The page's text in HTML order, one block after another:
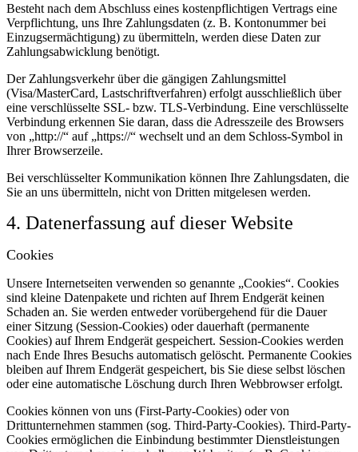
Besteht nach dem Abschluss eines kostenpflichtigen Vertrags eine
Verpflichtung, uns Ihre Zahlungsdaten (z. B. Kontonummer bei
Einzugsermächtigung) zu übermitteln, werden diese Daten zur
Zahlungsabwicklung benötigt.
Der Zahlungsverkehr über die gängigen Zahlungsmittel
(Visa/MasterCard, Lastschriftverfahren) erfolgt ausschließlich über
eine verschlüsselte SSL- bzw. TLS-Verbindung. Eine verschlüsselte
Verbindung erkennen Sie daran, dass die Adresszeile des Browsers
von „http://“ auf „https://“ wechselt und an dem Schloss-Symbol in
Ihrer Browserzeile.
Bei verschlüsselter Kommunikation können Ihre Zahlungsdaten, die
Sie an uns übermitteln, nicht von Dritten mitgelesen werden.
4. Datenerfassung auf dieser Website
Cookies
Unsere Internetseiten verwenden so genannte „Cookies“. Cookies
sind kleine Datenpakete und richten auf Ihrem Endgerät keinen
Schaden an. Sie werden entweder vorübergehend für die Dauer
einer Sitzung (Session-Cookies) oder dauerhaft (permanente
Cookies) auf Ihrem Endgerät gespeichert. Session-Cookies werden
nach Ende Ihres Besuchs automatisch gelöscht. Permanente Cookies
bleiben auf Ihrem Endgerät gespeichert, bis Sie diese selbst löschen
oder eine automatische Löschung durch Ihren Webbrowser erfolgt.
Cookies können von uns (First-Party-Cookies) oder von
Drittunternehmen stammen (sog. Third-Party-Cookies). Third-Party-
Cookies ermöglichen die Einbindung bestimmter Dienstleistungen